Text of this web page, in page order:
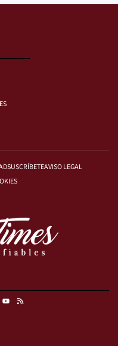
SUSCRÍBETEAVISO LEGAL